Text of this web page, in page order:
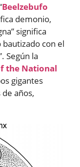
Beelzebufo
demonio,
significa
con el
Según la
the National
gigantes
años,